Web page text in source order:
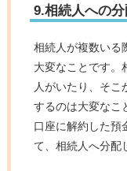
9.相続人への
相続人が複数いる
大変なことです。
人がいたり、そ
するのは大変なこ
口座に解約した預
て、相続人へ分配